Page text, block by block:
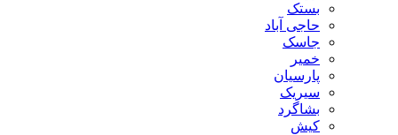
بستک
حاجی آباد
جاسک
خمیر
پارسیان
سیریک
بشاگرد
کیش